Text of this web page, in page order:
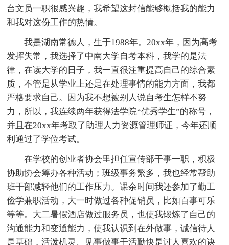
台文员一职很感兴趣，我希望这封信能够概括我的能力
和我对这份工作的热情。
我是湖南常德人，生于1988年。20xx年，因为高考
发挥失常，我选择了中南大学自考本科，我学的是法
律，在读大学的日子，我一直很注重提高自己的综合素
质，不管是从学业上还是在处理事情的能力方面，我都
严格要求自己。因为我不想被别人说自考生怎样不努
力，所以，我连续两年获得法学院“优秀学生”的称号，
并且在20xx年考取了助理人力资源管理师证，今年还顺
利通过了学位考试。
在学校的创业者协会里担任宣传部干事一职，积极
协助协会筹办各种活动；班级事务繁多，我也经常帮助
班干部减轻他们的工作压力。课余时间我还参加了勤工
俭学兼职活动，大一时做过各种促销员，比如百事可乐
等等。大二暑假酒店做过服务员，也使我锻炼了自己的
沟通能力和变通能力，使我认识到在外做事，诚信待人
是基础，活泼机灵、见事做事干活勤快是讨人喜欢的诀